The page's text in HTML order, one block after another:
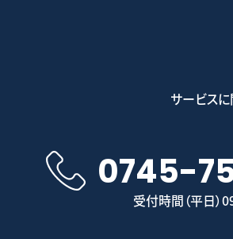
サービス
0745-
受付時間（平日